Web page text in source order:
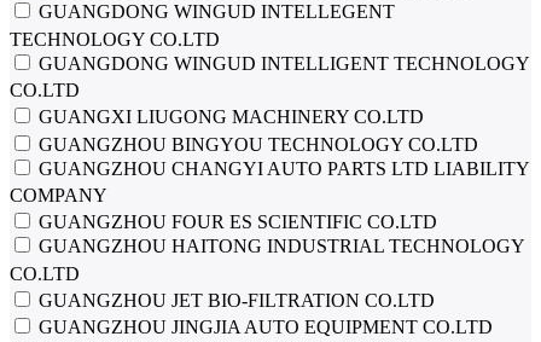
GUANGDONG WINGUD INTELLEGENT
TECHNOLOGY CO.LTD
GUANGDONG WINGUD INTELLIGENT TECHNOLOGY
CO.LTD
GUANGXI LIUGONG MACHINERY CO.LTD
GUANGZHOU BINGYOU TECHNOLOGY CO.LTD
GUANGZHOU CHANGYI AUTO PARTS LTD LIABILITY
COMPANY
GUANGZHOU FOUR ES SCIENTIFIC CO.LTD
GUANGZHOU HAITONG INDUSTRIAL TECHNOLOGY
CO.LTD
GUANGZHOU JET BIO-FILTRATION CO.LTD
GUANGZHOU JINGJIA AUTO EQUIPMENT CO.LTD